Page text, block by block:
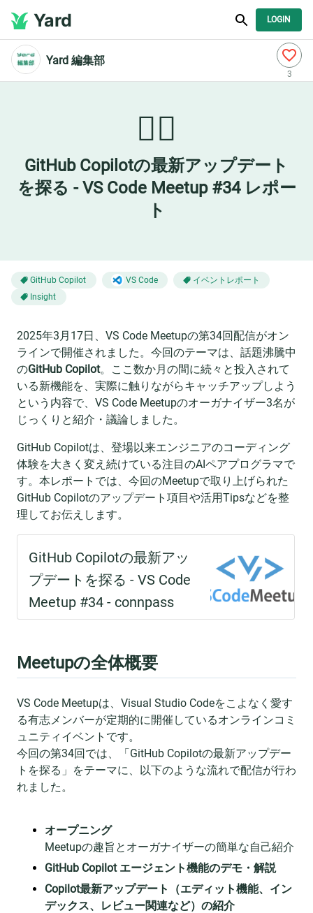
Yard LOGIN
Yard 編集部
3
🧑‍✈️
GitHub Copilotの最新アップデート
を探る - VS Code Meetup #34 レポー
ト
GitHub Copilot VS Code
イベントレポート
Insight
2025年3月17日、VS Code Meetupの第34回配信がオン
ラインで開催されました。今回のテーマは、話題沸騰中
のGitHub Copilot。ここ数か月の間に続々と投入されて
いる新機能を、実際に触りながらキャッチアップしよう
という内容で、VS Code Meetupのオーガナイザー3名が
じっくりと紹介・議論しました。
GitHub Copilotは、登場以来エンジニアのコーディング
体験を大きく変え続けている注目のAIペアプログラマで
す。本レポートでは、今回のMeetupで取り上げられた
GitHub Copilotのアップデート項目や活用Tipsなどを整
理してお伝えします。
Meetupの全体概要
VS Code Meetupは、Visual Studio Codeをこよなく愛す
る有志メンバーが定期的に開催しているオンラインコミ
ュニティイベントです。
今回の第34回では、「GitHub Copilotの最新アップデー
トを探る」をテーマに、以下のような流れで配信が行わ
れました。
オープニング
Meetupの趣旨とオーガナイザーの簡単な自己紹介
GitHub Copilot エージェント機能のデモ・解説
Copilot最新アップデート（エディット機能、イン
デックス、レビュー関連など）の紹介